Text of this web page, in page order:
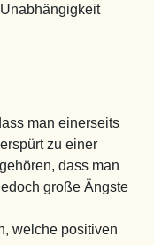
man einerseits
zu einer
dass man
große Ängste
welche positiven